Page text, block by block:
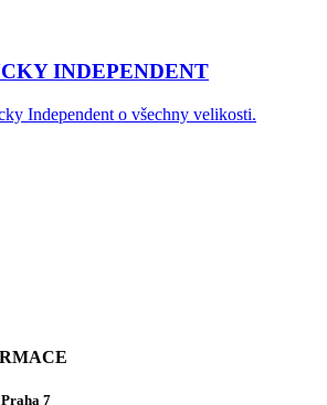
INDEPENDENT
Independent o všechny velikosti.
7